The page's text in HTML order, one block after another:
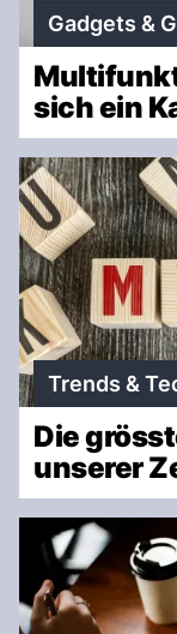
Gadgets &
sich ein
Trends &
Die
unserer